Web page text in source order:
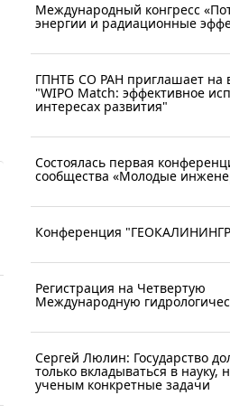
Международный конгресс
энергии и радиационные
ГПНТБ СО РАН приглашает на
"WIPO Match: эффективное
интересах развития"
Состоялась первая
сообщества «Молодые
Конференция
Регистрация на Четвертую
Международную
Сергей Люлин: Государство
только вкладываться в науку,
ученым конкретные задачи